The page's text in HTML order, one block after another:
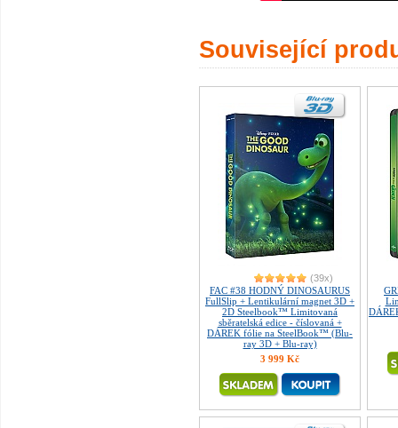
Související
(39x)
FAC #38 HODNÝ DINOSAURUS
FullSlip + Lentikulární magnet 3D +
2D Steelbook™ Limitovaná
sběratelská edice - číslovaná +
DÁREK fólie na SteelBook™ (Blu-
ray 3D + Blu-ray)
3 999 Kč